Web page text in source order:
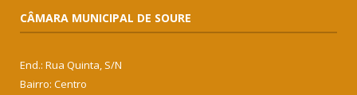
CÂMARA MUNICIPAL DE SOURE
End.: Rua Quinta, S/N
Bairro: Centro